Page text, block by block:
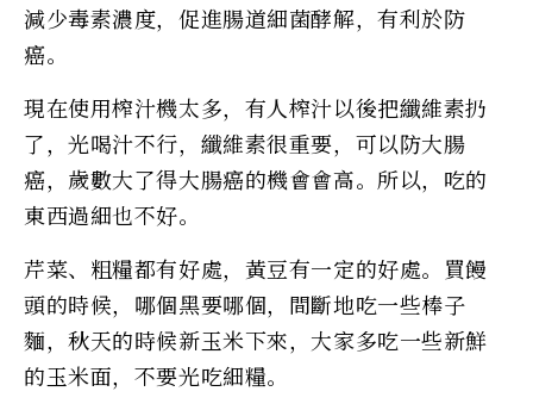
減少毒素濃度，促進腸道細菌酵解，有利於防
癌。
現在使用榨汁機太多，有人榨汁以後把纖維素扔
了，光喝汁不行，纖維素很重要，可以防大腸
癌，歲數大了得大腸癌的機會會高。所以，吃的
東西過細也不好。
芹菜、粗糧都有好處，黃豆有一定的好處。買饅
頭的時候，哪個黑要哪個，間斷地吃一些棒子
麵，秋天的時候新玉米下來，大家多吃一些新鮮
的玉米面，不要光吃細糧。